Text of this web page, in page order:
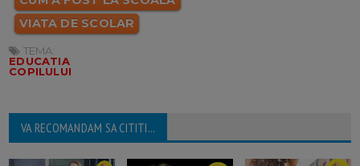
VIATA DE SCOLAR
TEMA:
EDUCATIA
COPILULUI
VA RECOMANDAM SA CITITI...